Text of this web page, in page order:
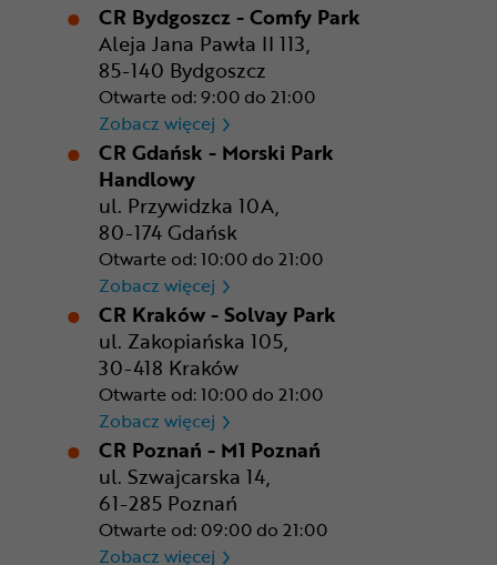
CR Bydgoszcz - Comfy Park
Aleja Jana Pawła II 113,
85-140 Bydgoszcz
Otwarte od: 9:00 do 21:00
Zobacz więcej CR Bydgoszcz - Comfy Park
CR Gdańsk - Morski Park
Handlowy
ul. Przywidzka 10A,
80-174 Gdańsk
Otwarte od: 10:00 do 21:00
Zobacz więcej CR Gdańsk - Morski Park
CR Kraków - Solvay Park
ul. Zakopiańska 105,
30-418 Kraków
Otwarte od: 10:00 do 21:00
Zobacz więcej CR Kraków - Solvay Park
CR Poznań - M1 Poznań
ul. Szwajcarska 14,
61-285 Poznań
Otwarte od: 09:00 do 21:00
Zobacz więcej CR Poznań - M1 Poznań